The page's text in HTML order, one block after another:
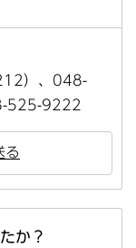
）、048-
525-9222
る
か？